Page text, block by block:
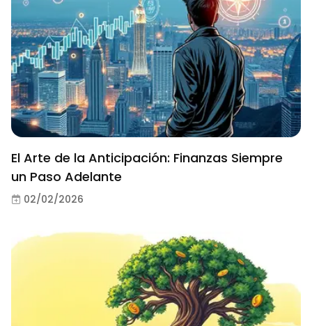
El Arte de la Anticipación: Finanzas Siempre
un Paso Adelante
02/02/2026